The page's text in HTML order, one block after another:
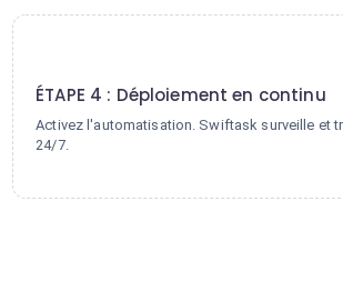
ÉTAPE 4 : Déploiement en continu
Activez l'automatisation. Swiftask surveille et
24/7.